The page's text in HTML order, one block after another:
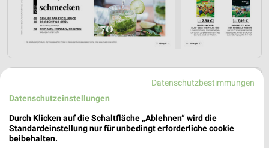
Datenschutzbestimmungen
Datenschutzeinstellungen
Durch Klicken auf die Schaltfläche „Ablehnen“ wird die
Standardeinstellung nur für unbedingt erforderliche cookie
beibehalten.